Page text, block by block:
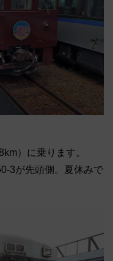
）に乗ります。
3が先頭側。夏休みで